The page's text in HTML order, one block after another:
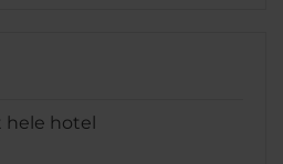
hele hotel